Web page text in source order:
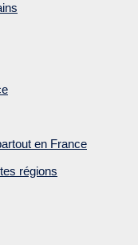
en France
régions